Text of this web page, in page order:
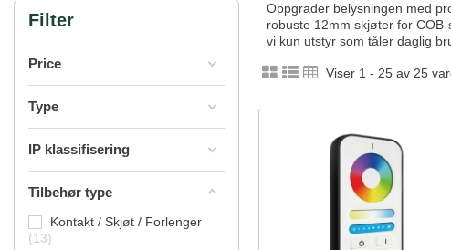
Oppgrader belysningen med
robuste 12mm skjøter for
vi kun utstyr som tåler daglig
Viser 1 - 25 av 25
Filter
Price
Type
IP klassifisering
Tilbehør type
Kontakt / Skjøt / Forlenger
13